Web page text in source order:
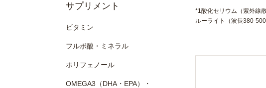
サプリメント
ビタミン
フルボ酸・ミネラル
ポリフェノール
OMEGA3（DHA・EPA）・
*1酸化セリウム（紫外線
ルーライト（波長380-